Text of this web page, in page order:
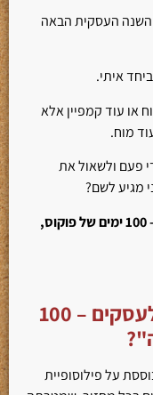
השנה העסקית הבאה
איתי.
או עוד קמפיין אלא
מוח.
פעם ולשאול את
מגיע לשם?
"הרשימה לעסקים – 100 ימים של פוקוס,
מה זאת תוכנית "הרשימה לעסקים – 100
בת 100 ימים, המבוססת על פילוסופיית